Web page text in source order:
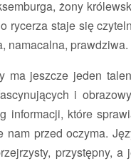
żony
rycerza staje się
namacalna, prawdziwa.
ma jeszcze jeden
i
informacji, które
nam przed oczyma.
przystępny, a